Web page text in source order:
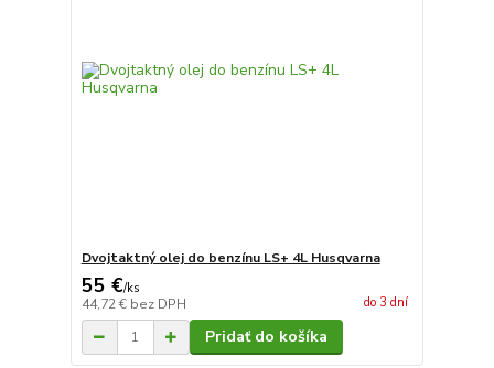
Dvojtaktný olej do benzínu LS+ 4L Husqvarna
55 €/ks
44,72 € bez DPH do 3 dní
Pridať do košíka